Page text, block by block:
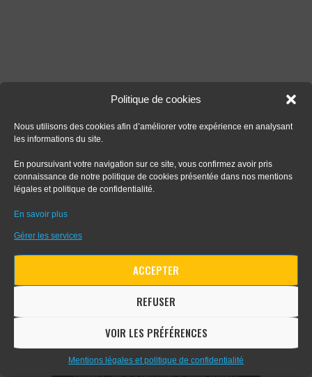
Politique de cookies
Nous utilisons des cookies afin d’améliorer votre expérience en analysant
les informations du site.
En poursuivant votre navigation sur ce site, vous confirmez avoir pris
connaissance de notre politique de cookies présentée dans nos mentions
légales et politique de confidentialité.
En savoir plus
Gérer les services
ACCEPTER
REFUSER
VOIR LES PRÉFÉRENCES
Mentions légales et politique de confidentialité
FORMATIONS
- Apprendre le digital painting
- Apprendre la perspective d'intérieur
Cliquez sur « J’accepte » pour activer